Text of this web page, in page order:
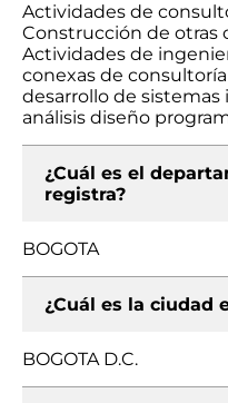
Actividades de
Construcción de otras
Actividades de
conexas de
desarrollo de
análisis diseño
¿Cuál es el
registra?
BOGOTA
¿Cuál es la ciudad
BOGOTA D.C.